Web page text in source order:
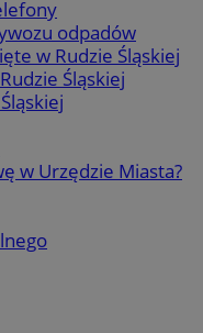
odpadów
w Rudzie Śląskiej
Śląskiej
w Urzędzie Miasta?